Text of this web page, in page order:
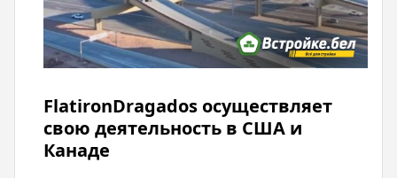
FlatironDragados осуществляет
свою деятельность в США и
Канаде